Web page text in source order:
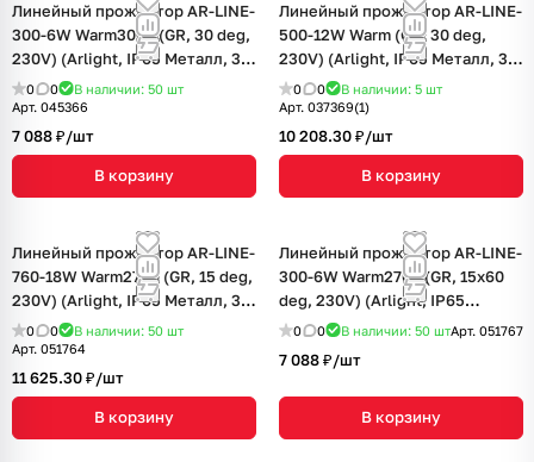
Линейный прожектор AR-LINE-
300-6W Warm3000 (GR, 30 deg,
230V) (Arlight, IP65 Металл, 3
года)
0 0 В наличии: 50 шт
Арт. 045366
7 088 ₽/шт
В корзину
Линейный прожектор AR-LINE-
500-12W Warm (GR, 30 deg,
230V) (Arlight, IP65 Металл, 3
года)
0 0 В наличии: 5 шт
Арт. 037369(1)
10 208.30 ₽/шт
В корзину
Линейный прожектор AR-LINE-
760-18W Warm2700 (GR, 15 deg,
230V) (Arlight, IP65 Металл, 3
года)
0 0 В наличии: 50 шт
Арт. 051764
11 625.30 ₽/шт
В корзину
Линейный прожектор AR-LINE-
300-6W Warm2700 (GR, 15x60
deg, 230V) (Arlight, IP65
Металл, 3 года)
0 0 В наличии: 50 штАрт. 051767
7 088 ₽/шт
В корзину